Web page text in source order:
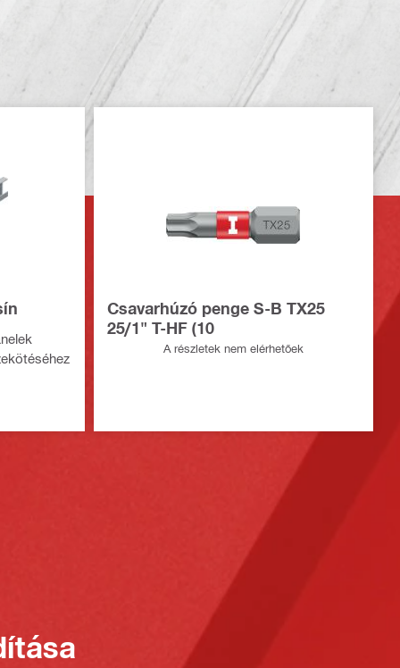
Csavarhúzó penge S-B TX25
25/1" T-HF (10
A részletek nem elérhetőek